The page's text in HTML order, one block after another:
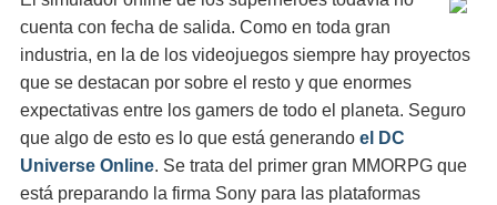
cuenta con fecha de salida. Como en toda gran
industria, en la de los videojuegos siempre hay proyectos
que se destacan por sobre el resto y que enormes
expectativas entre los gamers de todo el planeta. Seguro
que algo de esto es lo que está generando el DC
Universe Online. Se trata del primer gran MMORPG que
está preparando la firma Sony para las plataformas